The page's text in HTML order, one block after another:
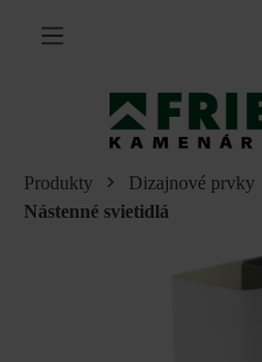
hlavný obsah
Produkty Dizajnové prvky
Nástenné svietidlá